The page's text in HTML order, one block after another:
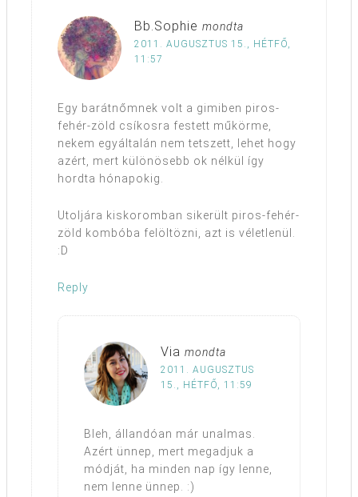
Bb.Sophie mondta
2011. AUGUSZTUS 15., HÉTFŐ,
11:57
Egy barátnőmnek volt a gimiben piros-
fehér-zöld csíkosra festett műkörme,
nekem egyáltalán nem tetszett, lehet hogy
azért, mert különösebb ok nélkül így
hordta hónapokig.
Utoljára kiskoromban sikerült piros-fehér-
zöld kombóba felöltözni, azt is véletlenül.
:D
Reply
Via mondta
2011. AUGUSZTUS
15., HÉTFŐ, 11:59
Bleh, állandóan már unalmas.
Azért ünnep, mert megadjuk a
módját, ha minden nap így lenne,
nem lenne ünnep. :)